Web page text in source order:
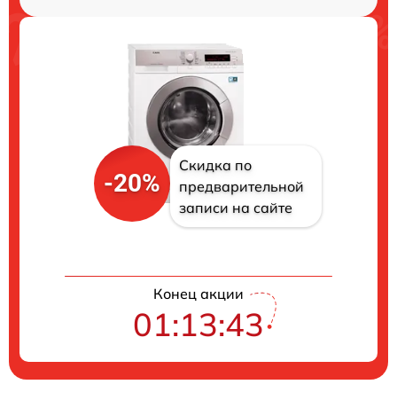
-20%
Скидка по
предварительной
записи на сайте
Конец акции
01:13:42